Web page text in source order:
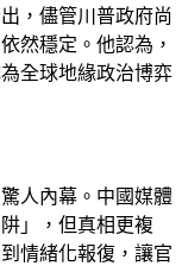
已不僅是科技產
，儘管川普政府尚
然穩定。他認為，
全球地緣政治博弈
人內幕。中國媒體
」，但真相更複